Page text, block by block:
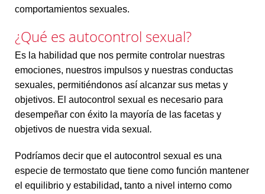
comportamientos sexuales.
¿Qué es autocontrol sexual?
Es la habilidad que nos permite controlar nuestras
emociones, nuestros impulsos y nuestras conductas
sexuales, permitiéndonos así alcanzar sus metas y
objetivos. El autocontrol sexual es necesario para
desempeñar con éxito la mayoría de las facetas y
objetivos de nuestra vida sexual .
Podríamos decir que el autocontrol sexual es una
especie de termostato que tiene como función mantener
el equilibrio y estabilidad, tanto a nivel interno como